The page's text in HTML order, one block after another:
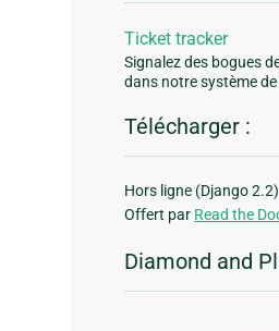
Ticket tracker
Signalez des bogues
dans notre système
Télécharger :
Hors ligne (Django
Offert par Read the
Diamond and